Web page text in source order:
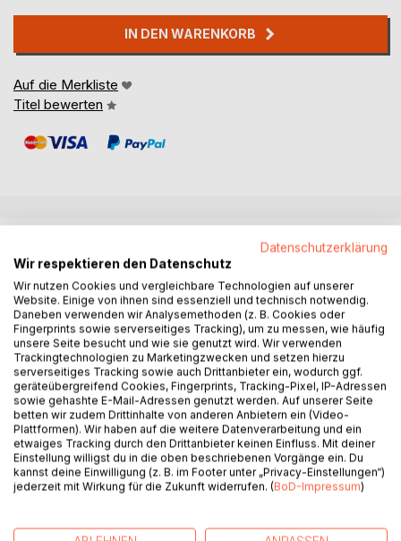
IN DEN WARENKORB
Auf die Merkliste
Titel bewerten
Hunger, Dürren, Armut, Not und Kriege in der Welt. Ein Kind
muss sterben, weil ein Attentäter in eine Menschenmenge
rast. Ein Flugzeug stürzt ab und viele Menschen sterben.
Warum verhindert Gott dieses Leid nicht? Wie kann Gott
ein "Gott der Liebe" sein, und dieses alles tatenlos mit
ansehen?
Die Autorin nähert sich aus verschiedenen Richtungen
diesem Thema an. Ausgehend von der Frage: "Was ist Gut
und was ist Böse?", kommt sie zu den Polaritäten Yin und
Yang, die nach Gleichgewicht streben. Sie greift die Frage
auf dieser Erde. Die alten Dogmen der christlichen Kultur
Datenschutzerklärung
Wir respektieren den Datenschutz
Wir nutzen Cookies und vergleichbare Technologien auf unserer
Website. Einige von ihnen sind essenziell und technisch notwendig.
Daneben verwenden wir Analysemethoden (z. B. Cookies oder
Fingerprints sowie serverseitiges Tracking), um zu messen, wie häufig
unsere Seite besucht und wie sie genutzt wird. Wir verwenden
Trackingtechnologien zu Marketingzwecken und setzen hierzu
serverseitiges Tracking sowie auch Drittanbieter ein, wodurch ggf.
geräteübergreifend Cookies, Fingerprints, Tracking-Pixel, IP-Adressen
sowie gehashte E-Mail-Adressen genutzt werden. Auf unserer Seite
betten wir zudem Drittinhalte von anderen Anbietern ein (Video-
Plattformen). Wir haben auf die weitere Datenverarbeitung und ein
etwaiges Tracking durch den Drittanbieter keinen Einfluss. Mit deiner
Einstellung willigst du in die oben beschriebenen Vorgänge ein. Du
kannst deine Einwilligung (z. B. im Footer unter „Privacy-Einstellungen“)
jederzeit mit Wirkung für die Zukunft widerrufen. (BoD-Impressum)